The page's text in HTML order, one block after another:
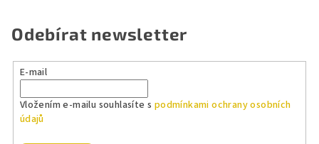
Odebírat newsletter
E-mail
Vložením e-mailu souhlasíte s podmínkami ochrany osobních
údajů